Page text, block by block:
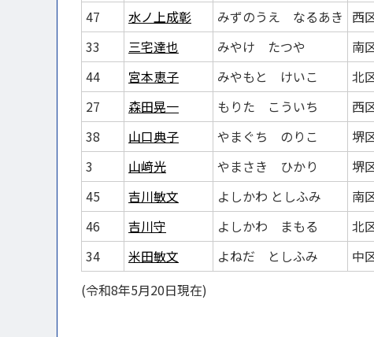
47
水ノ上成彰 みずのうえ なるあき 西
33
三宅達也 みやけ たつや 南
44
宮本恵子 みやもと けいこ 北
27
森田晃一 もりた こういち 西
38
山口典子 やまぐち のりこ 堺
3
山﨑光 やまさき ひかり 堺
45
吉川敏文 よしかわ としふみ 南
46
吉川守 よしかわ まもる 北
34
米田敏文 よねだ としふみ 中
(令和8年5月20日現在)